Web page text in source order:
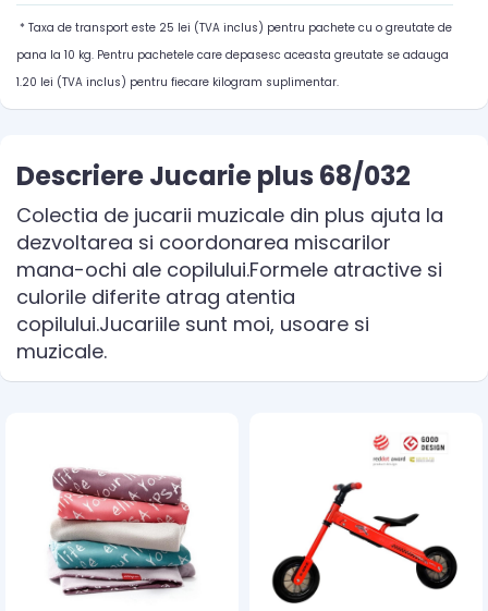
* Taxa de transport este 25 lei (TVA inclus) pentru pachete cu o greutate de
pana la 10 kg. Pentru pachetele care depasesc aceasta greutate se adauga
1.20 lei (TVA inclus) pentru fiecare kilogram suplimentar.
Descriere Jucarie plus 68/032
Colectia de jucarii muzicale din plus ajuta la
dezvoltarea si coordonarea miscarilor
mana-ochi ale copilului.Formele atractive si
culorile diferite atrag atentia
copilului.Jucariile sunt moi, usoare si
muzicale.